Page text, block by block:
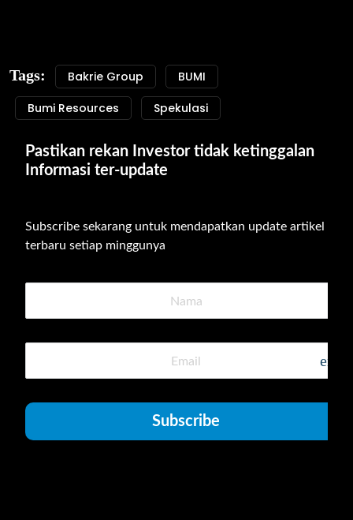
Tags: Bakrie Group
BUMI
Bumi Resources
Spekulasi
Pastikan rekan Investor tidak ketinggalan
Informasi ter-update
Subscribe sekarang untuk mendapatkan update artikel
terbaru setiap minggunya
Subscribe